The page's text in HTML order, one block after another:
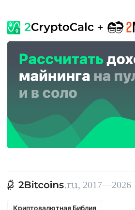
, 2017—2026
Криптовалютная Библия